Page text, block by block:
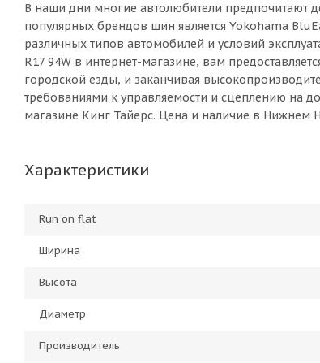
В наши дни многие автолюбители предпочитают
популярных брендов шин является Yokohama
различных типов автомобилей и условий
R17 94W в интернет-магазине, вам
городской езды, и заканчивая
требованиями к управляемости и сцеплению на
магазине Кинг Тайерс. Цена и наличие в Нижнем
Характеристики
Run on flat
Ширина
Высота
Диаметр
Производитель